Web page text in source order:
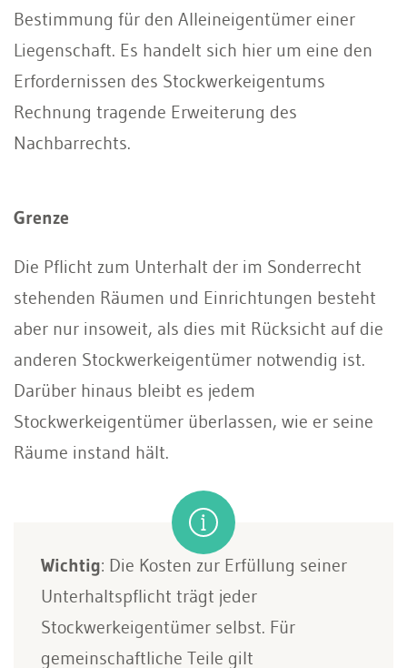
Bestimmung für den Alleineigentümer einer
Liegenschaft. Es handelt sich hier um eine den
Erfordernissen des Stockwerkeigentums
Rechnung tragende Erweiterung des
Nachbarrechts.
Grenze
Die Pflicht zum Unterhalt der im Sonderrecht
stehenden Räumen und Einrichtungen besteht
aber nur insoweit, als dies mit Rücksicht auf die
anderen Stockwerkeigentümer notwendig ist.
Darüber hinaus bleibt es jedem
Stockwerkeigentümer überlassen, wie er seine
Räume instand hält.
Wichtig: Die Kosten zur Erfüllung seiner
Unterhaltspflicht trägt jeder
Stockwerkeigentümer selbst. Für
gemeinschaftliche Teile gilt